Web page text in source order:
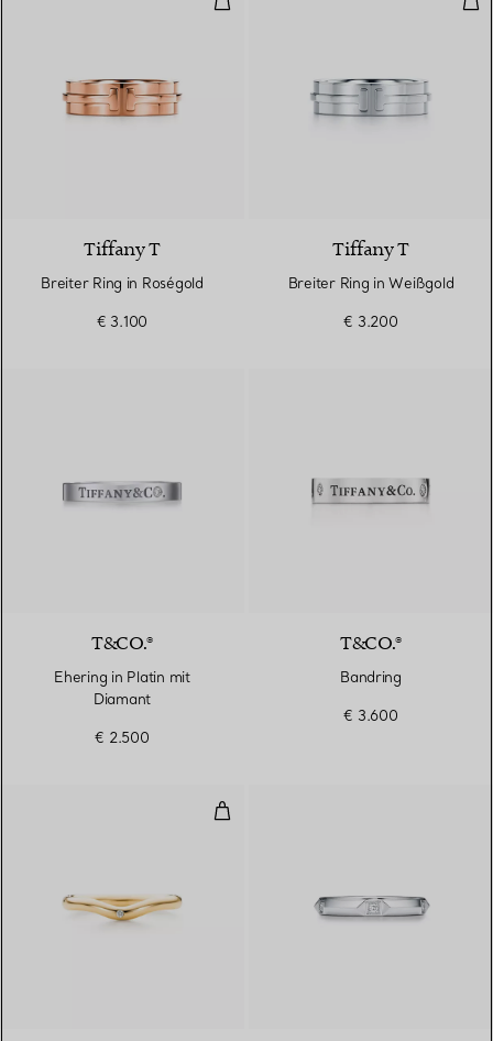
Tiffany T
Breiter Ring in Roségold
€ 3.100
Tiffany T
Breiter Ring in Weißgold
€ 3.200
T&CO.®
Ehering in Platin mit
Diamant
€ 2.500
T&CO.®
Bandring
€ 3.600
Ehering